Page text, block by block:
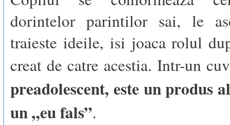
dorintelor parintilor sai, le
traieste ideile, isi joaca rolul
creat de catre acestia. Intr-un
preadolescent, este un produs
un „eu fals”.